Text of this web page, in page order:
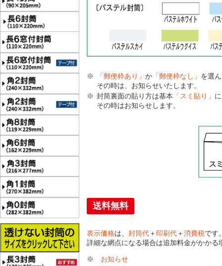
「郵便枠あり」 か 「郵便枠なし」 を選
その時は、お知らせいたします。
封筒裏面の貼り方は基本 「スミ貼り」
その時はお知らせします。
送料無料
表示価格は、 封筒代 ＋ 印刷代 ＋ 消費税です
詳細な網点になる場合は追加料金がかかる
※ お知らせ